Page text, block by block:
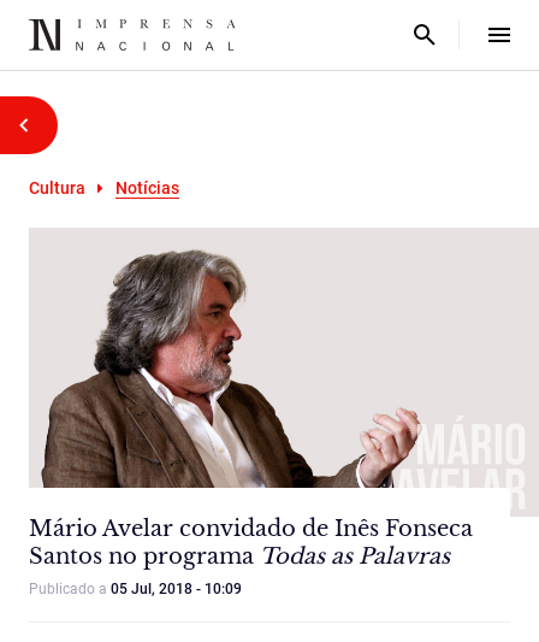
Cultura Notícias
Mário Avelar convidado de Inês Fonseca
Santos no programa Todas as Palavras
Publicado a 05 Jul, 2018 - 10:09